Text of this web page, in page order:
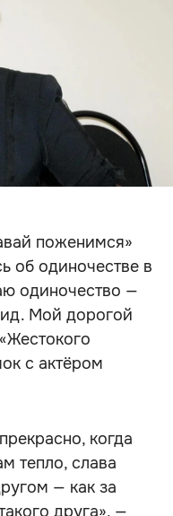
поженимся»
об одиночестве в
одиночество —
Мой дорогой
с актёром
когда
тепло, слава
— как за
друга», —